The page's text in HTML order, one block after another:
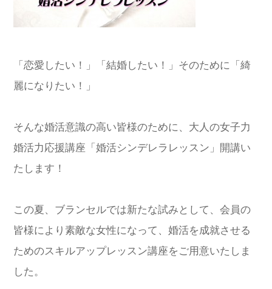
「恋愛したい！」「結婚したい！」そのために「綺
麗になりたい！」
そんな婚活意識の高い皆様のために、大人の女子力
婚活力応援講座「婚活シンデレラレッスン」開講い
たします！
この夏、ブランセルでは新たな試みとして、会員の
皆様により素敵な女性になって、婚活を成就させる
ためのスキルアップレッスン講座をご用意いたしま
した。